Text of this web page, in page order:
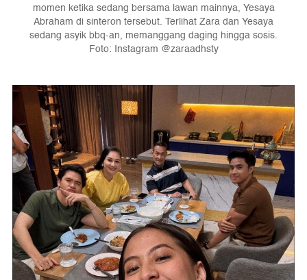
momen ketika sedang bersama lawan mainnya, Yesaya
Abraham di sinteron tersebut. Terlihat Zara dan Yesaya
sedang asyik bbq-an, memanggang daging hingga sosis.
Foto: Instagram @zaraadhsty